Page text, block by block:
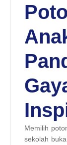
Memilih
sekolah